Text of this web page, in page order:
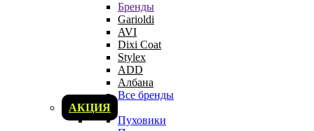
Бренды
Garioldi
AVI
Dixi Coat
Stylex
ADD
Албана
Все бренды
АКЦИЯ
Пуховики